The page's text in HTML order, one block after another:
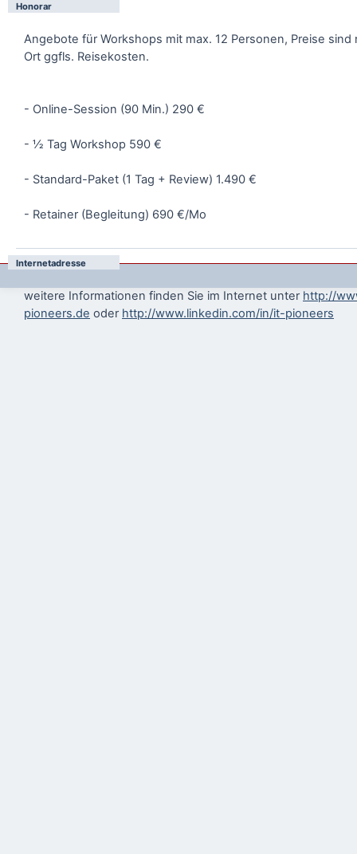
Honorar
Angebote für Workshops mit max. 12 Personen, Preise sind
Ort ggfls. Reisekosten.
- Online-Session (90 Min.) 290 €
- ½ Tag Workshop 590 €
- Standard-Paket (1 Tag + Review) 1.490 €
- Retainer (Begleitung) 690 €/Mo
Internetadresse
weitere Informationen finden Sie im Internet unter http://
pioneers.de oder http://www.linkedin.com/in/it-pioneers